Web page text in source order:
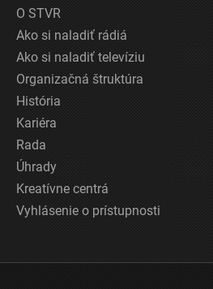
O STVR
Ako si naladiť rádiá
Ako si naladiť televíziu
Organizačná štruktúra
História
Kariéra
Rada
Úhrady
Kreatívne centrá
Vyhlásenie o prístupnosti